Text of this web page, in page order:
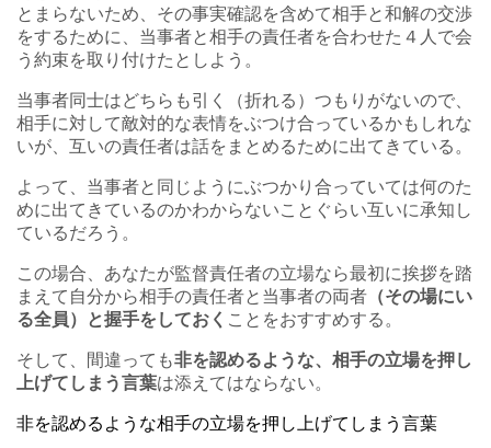
とまらないため、その事実確認を含めて相手と和解の交渉
をするために、当事者と相手の責任者を合わせた４人で会
う約束を取り付けたとしよう。
当事者同士はどちらも引く（折れる）つもりがないので、
相手に対して敵対的な表情をぶつけ合っているかもしれな
いが、互いの責任者は話をまとめるために出てきている。
よって、当事者と同じようにぶつかり合っていては何のた
めに出てきているのかわからないことぐらい互いに承知し
ているだろう。
この場合、あなたが監督責任者の立場なら最初に挨拶を踏
まえて 自分から相手の責任者と当事者の両者 （その場にい
る全員）と握手をしておく ことをおすすめする。
そして、間違っても非を認めるような、相手の立場を押し
上げてしまう言葉は添えてはならない。
非を認めるような相手の立場を押し上げてしまう言葉